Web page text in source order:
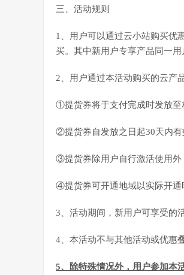
三、活动规则
1、用户可以通过云小站购买优
买。其中新用户专享产品同一用
2、用户通过本活动购买的云产
①提货券将于支付完成时发放至
②提货券自发放之日起30天内有
③提货券除用户自行激活使用外
④提货券可开通地域以实际开通
3、活动期间，新用户可享受的
4、本活动不与其他活动或优惠
5、除特殊情况外，用户参加本